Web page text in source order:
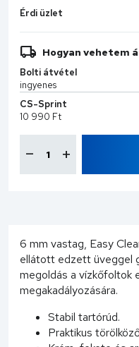
Érdi üzlet
Hogyan vehetem
Bolti átvétel
ingyenes
CS-Sprint
10 990 Ft
6 mm vastag, Easy
ellátott edzett üveggel
megoldás a vízkőfoltok
megakadályozására.
Stabil tartórúd.
Praktikus